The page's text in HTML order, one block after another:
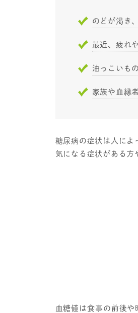
のどが渇き
最近、疲れ
油っこいも
家族や血縁
糖尿病の症状は人によ
気になる症状がある方
血糖値は食事の前後